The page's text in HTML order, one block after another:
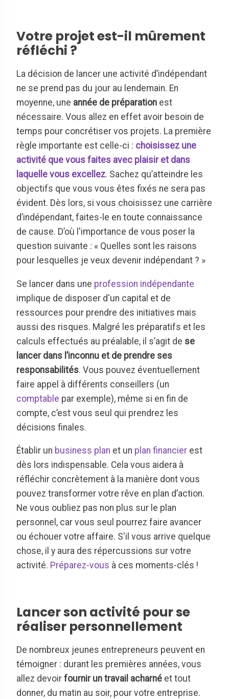
Votre projet est-il mûrement
réfléchi ?
La décision de lancer une activité d’indépendant
ne se prend pas du jour au lendemain. En
moyenne, une année de préparation est
nécessaire. Vous allez en effet avoir besoin de
temps pour concrétiser vos projets. La première
règle importante est celle-ci : choisissez une
activité que vous faites avec plaisir et dans
laquelle vous excellez. Sachez qu’atteindre les
objectifs que vous vous êtes fixés ne sera pas
évident. Dès lors, si vous choisissez une carrière
d’indépendant, faites-le en toute connaissance
de cause. D’où l'importance de vous poser la
question suivante : « Quelles sont les raisons
pour lesquelles je veux devenir indépendant ? »
Se lancer dans une profession indépendante
implique de disposer d'un capital et de
ressources pour prendre des initiatives mais
aussi des risques. Malgré les préparatifs et les
calculs effectués au préalable, il s’agit de se
lancer dans l’inconnu et de prendre ses
responsabilités. Vous pouvez éventuellement
faire appel à différents conseillers (un
comptable par exemple), même si en fin de
compte, c’est vous seul qui prendrez les
décisions finales.
Établir un business plan et un plan financier est
dès lors indispensable. Cela vous aidera à
réfléchir concrètement à la manière dont vous
pouvez transformer votre rêve en plan d’action.
Ne vous oubliez pas non plus sur le plan
personnel, car vous seul pourrez faire avancer
ou échouer votre affaire. S'il vous arrive quelque
chose, il y aura des répercussions sur votre
activité. Préparez-vous à ces moments-clés !
Lancer son activité pour se
réaliser personnellement
De nombreux jeunes entrepreneurs peuvent en
témoigner : durant les premières années, vous
allez devoir fournir un travail acharné et tout
donner, du matin au soir, pour votre entreprise.